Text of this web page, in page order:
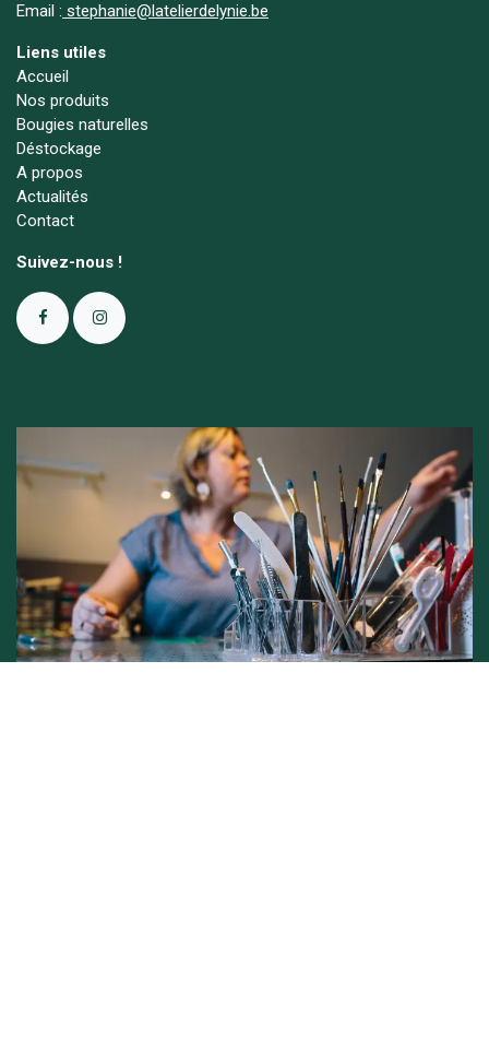
Email : stephanie@latelierdelynie.be
Liens utiles
Accueil
Nos produits
Bougies naturelles
Déstockage
A propos
Actualités
Contact
Suivez-nous !